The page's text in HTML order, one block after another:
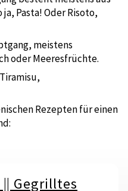
Pasta! Oder Risoto,
meistens
oder Meeresfrüchte.
Rezepten für einen
Gegrilltes